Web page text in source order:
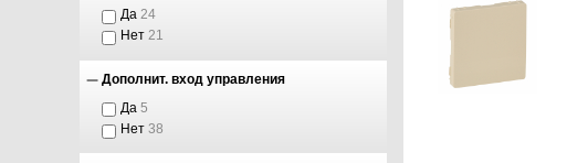
Да 24
Нет 21
Дополнит. вход управления
Да 5
Нет 38